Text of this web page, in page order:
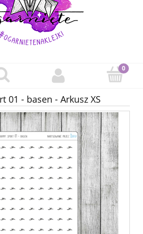
01 - basen - Arkusz XS